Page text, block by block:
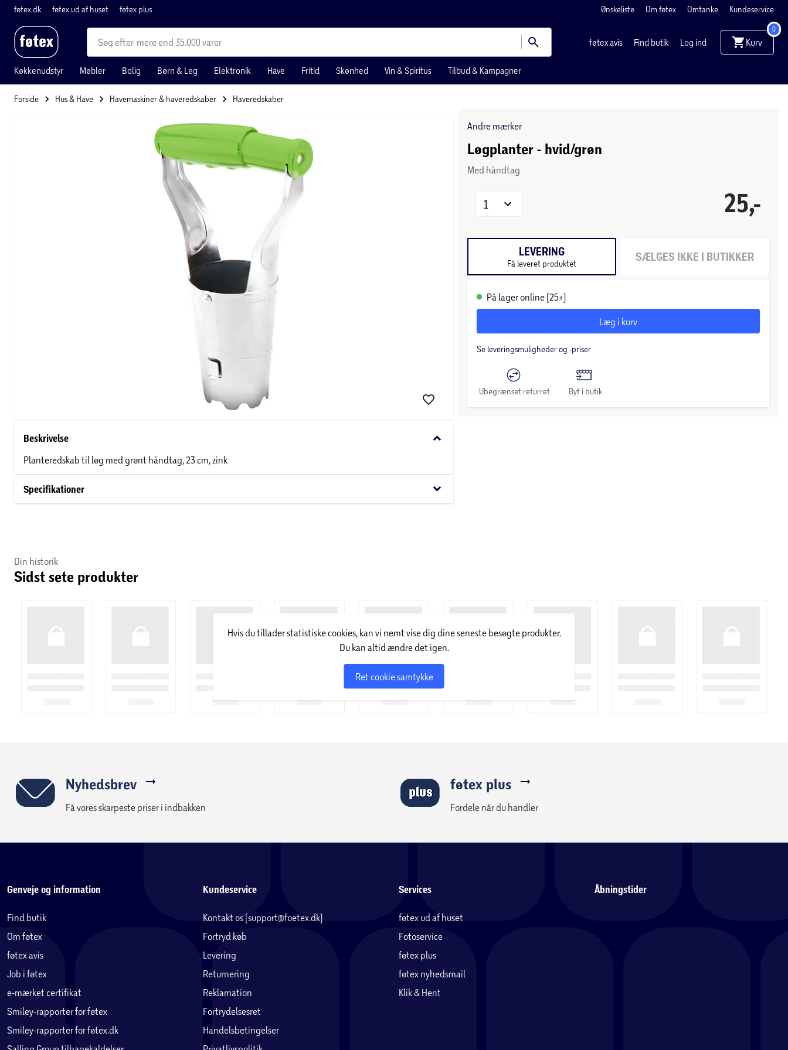
føtex.dk føtex ud af huset føtex plus Ønskeliste Om føtex Omtanke Kundeservice
mere end 35.000 varer føtex avis Find butik Log ind Kurv
0
Køkkenudstyr Møbler Bolig Børn & Leg Elektronik Have Fritid Skønhed Vin & Spiritus Tilbud & Kampagner
Forside Hus & Have Havemaskiner & haveredskaber Haveredskaber
Beskrivelse keyboard_arrow_down
Planteredskab til løg med grønt håndtag, 23 cm, zink
Specifikationer keyboard_arrow_down
Andre mærker
Løgplanter - hvid/grøn
Med håndtag
25,-
1
LEVERING
Få leveret produktet SÆLGES IKKE I BUTIKKER
På lager online (25+)
Læg i kurv
Se leveringsmuligheder og -priser
Ubegrænset returret Byt i butik
Din historik
Sidst sete produkter
Hvis du tillader statistiske cookies, kan vi nemt vise dig dine seneste besøgte produkter.
Du kan altid ændre det igen.
Ret cookie samtykke
Nyhedsbrev
Få vores skarpeste priser i indbakken
føtex plus
Fordele når du handler
Genveje og information
Find butik
Om føtex
føtex avis
Job i føtex
e-mærket certifikat
Smiley-rapporter for føtex
Smiley-rapporter for føtex.dk
Kundeservice
Kontakt os (support@foetex.dk)
Fortryd køb
Levering
Returnering
Reklamation
Fortrydelsesret
Handelsbetingelser
Services
føtex ud af huset
Fotoservice
føtex plus
føtex nyhedsmail
Klik & Hent
Åbningstider